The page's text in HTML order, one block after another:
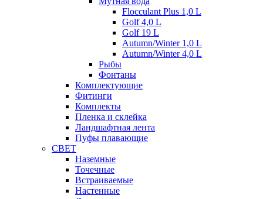
Flocculant Plus 1,0 L
Golf 4,0 L
Golf 19 L
Autumn/Winter 1,0 L
Autumn/Winter 4,0 L
Рыбы
Фонтаны
Комплектующие
Фитинги
Комплекты
Пленка и склейка
Ландшафтная лента
Пуфы плавающие
СВЕТ
Наземные
Точечные
Встраиваемые
Настенные